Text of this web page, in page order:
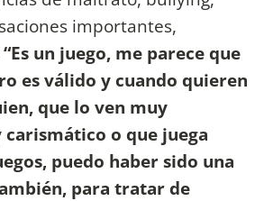
importantes,
“Es un juego, me parece que
es válido y cuando quieren
que lo ven muy
o que juega
puedo haber sido una
para tratar de